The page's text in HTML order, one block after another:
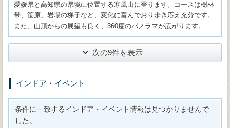
愛媛県と高知県の県境に位置する寒風山に登ります。コースは樹林
帯、笹原、岩場の梯子など、変化に富んでおり歩き応え充分です。
また、山頂からの展望も良く、360度のパノラマが広がります。
次の9件を表示
インドア・イベント
条件に一致するインドア・イベント情報は見つかりませんで
した。